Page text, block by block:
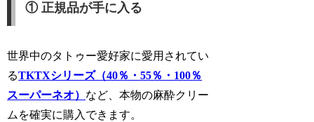
① 正規品が手に入る
世界中のタトゥー愛好家に愛用されてい
るTKTXシリーズ（40％・55％・100％
スーパーネオ） など、本物の麻酔クリー
ムを確実に購入できます。